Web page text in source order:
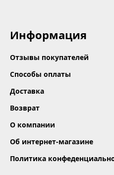
Информация
Отзывы покупателей
Способы оплаты
Доставка
Возврат
О компании
Об интернет-магазине
Политика